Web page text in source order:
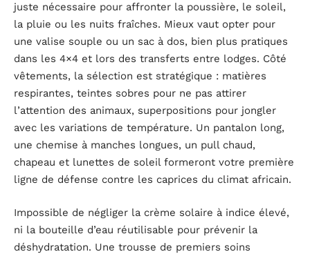
juste nécessaire pour affronter la poussière, le soleil,
la pluie ou les nuits fraîches. Mieux vaut opter pour
une valise souple ou un sac à dos, bien plus pratiques
dans les 4×4 et lors des transferts entre lodges. Côté
vêtements, la sélection est stratégique : matières
respirantes, teintes sobres pour ne pas attirer
l’attention des animaux, superpositions pour jongler
avec les variations de température. Un pantalon long,
une chemise à manches longues, un pull chaud,
chapeau et lunettes de soleil formeront votre première
ligne de défense contre les caprices du climat africain.
Impossible de négliger la crème solaire à indice élevé,
ni la bouteille d’eau réutilisable pour prévenir la
déshydratation. Une trousse de premiers soins